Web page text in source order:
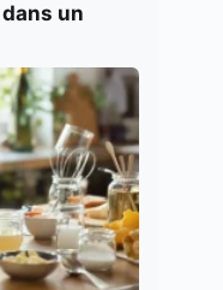
un